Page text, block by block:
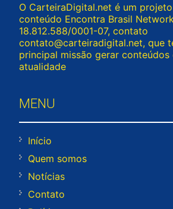
O CarteiraDigital.net é um
conteúdo Encontra Brasil
18.812.588/0001-07, contato
contato@carteiradigital.net, que
principal missão gerar conteúdos
atualidade
MENU
Início
Quem somos
Notícias
Contato